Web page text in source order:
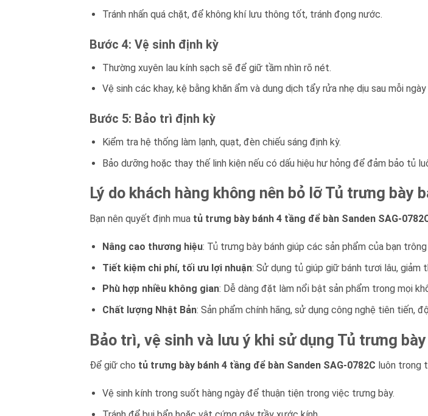
Tránh nhấn quá chặt, để không khí lưu thông tốt, tránh đọng nước.
Bước 4: Vệ sinh định kỳ
Thường xuyên lau kính sạch sẽ để giữ tầm nhìn rõ nét.
Vệ sinh các khay, kệ bằng khăn ẩm và dung dịch tẩy rửa nhẹ dịu sau mỗi
Bước 5: Bảo trì định kỳ
Kiểm tra hệ thống làm lạnh, quạt, đèn chiếu sáng định kỳ.
Bảo dưỡng hoặc thay thế linh kiện nếu có dấu hiệu hư hỏng để đảm bảo tủ
Lý do khách hàng không nên bỏ lỡ Tủ trưng bày
Bạn nên quyết định mua tủ trưng bày bánh 4 tầng để bàn Sanden SAG-
Nâng cao thương hiệu: Tủ trưng bày bánh giúp các sản phẩm của bạn
Tiết kiệm chi phí, tối ưu lợi nhuận: Sử dụng tủ giúp giữ bánh tươi lâu, giảm
Phù hợp nhiều không gian: Dễ dàng đặt làm nổi bật sản phẩm trong mọi
Chất lượng Nhật Bản: Sản phẩm chính hãng, sử dụng công nghệ tiên tiến,
Bảo trì, vệ sinh và lưu ý khi sử dụng Tủ trưng
Để giữ cho tủ trưng bày bánh 4 tầng để bàn Sanden SAG-0782C luôn trong
Vệ sinh kính trong suốt hàng ngày để thuận tiện trong việc trưng bày.